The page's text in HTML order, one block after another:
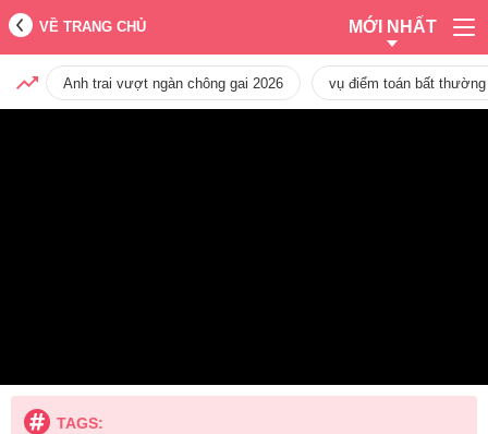
VỀ TRANG CHỦ MỚI NHẤT
Anh trai vượt ngàn chông gai 2026 vụ điểm toán bất
TAGS: